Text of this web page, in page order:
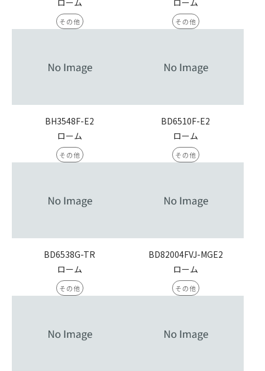
その他 その他
BH3548F-E2
ローム
その他
BD6510F-E2
ローム
その他
BD6538G-TR
ローム
その他
BD82004FVJ-MGE2
ローム
その他